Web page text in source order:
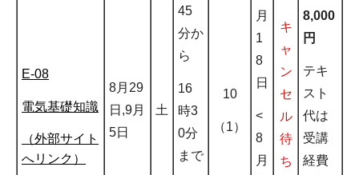
E-08
電気基礎知識
（外部サイト
へリンク）
8月29
日,9月
5日
土
45
分か
ら
16
時3
0分
まで
10
（1）
月
1
8
日
<
8
月
キ
ャ
ン
セ
ル
待
ち
8,000
円
テキ
スト
代は
受講
経費